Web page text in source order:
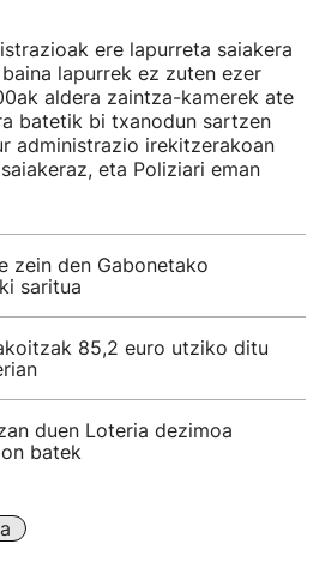
ere lapurreta saiakera
lapurrek ez zuten ezer
aldera zaintza-kamerek ate
batetik bi txanodun sartzen
administrazio irekitzerakoan
eta Poliziari eman
zein den Gabonetako
saritua
85,2 euro utziko ditu
duen Loteria dezimoa
batek